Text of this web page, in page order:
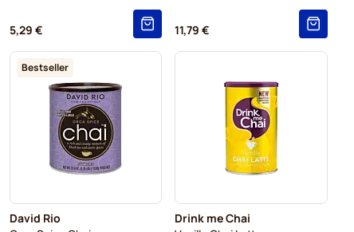
5,29 € 11,79 €
Bestseller
David Rio
Drink me Chai